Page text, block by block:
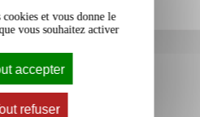
et vous donne le
vous souhaitez activer
accepter
refuser